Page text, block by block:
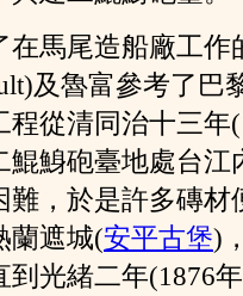
在馬尾造船廠工作
及魯富參考了巴
從清同治十三年
鯤鯓砲臺地處台江
難，於是許多磚材
蘭遮城(安平古堡)
光緒二年(1876